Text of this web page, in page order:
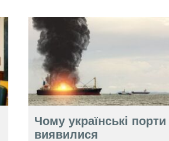
Чому українські порти
виявилися